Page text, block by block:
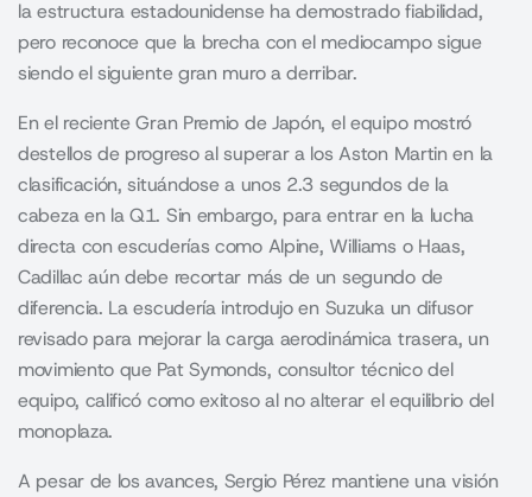
la estructura estadounidense ha demostrado fiabilidad,
pero reconoce que la brecha con el mediocampo sigue
siendo el siguiente gran muro a derribar.
En el reciente Gran Premio de Japón, el equipo mostró
destellos de progreso al superar a los Aston Martin en la
clasificación, situándose a unos 2.3 segundos de la
cabeza en la Q1. Sin embargo, para entrar en la lucha
directa con escuderías como Alpine, Williams o Haas,
Cadillac aún debe recortar más de un segundo de
diferencia. La escudería introdujo en Suzuka un difusor
revisado para mejorar la carga aerodinámica trasera, un
movimiento que Pat Symonds, consultor técnico del
equipo, calificó como exitoso al no alterar el equilibrio del
monoplaza.
A pesar de los avances, Sergio Pérez mantiene una visión